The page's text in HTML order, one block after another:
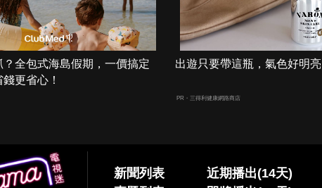
？全包式海島假期，一價搞定
更省心！
出遊只要帶這瓶，氣色好明亮
PR・三得利健康網路商店
新聞列表
近期播出(14天)